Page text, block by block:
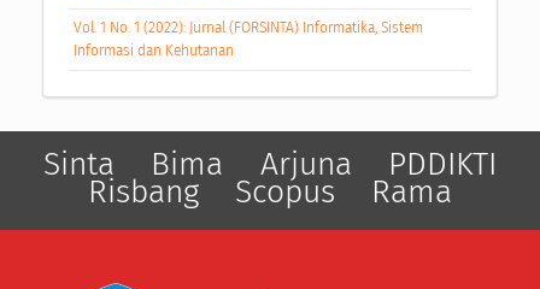
Vol. 1 No. 1 (2022): Jurnal (FORSINTA) Informatika, Sistem
Informasi dan Kehutanan
Sinta Bima Arjuna PDDIKTI
Risbang Scopus Rama